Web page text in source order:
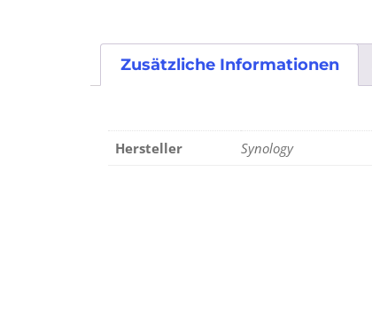
Zusätzliche Informationen
Hersteller Synology